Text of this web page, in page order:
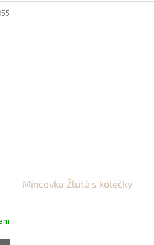
Mincovka Žlutá s kolečky